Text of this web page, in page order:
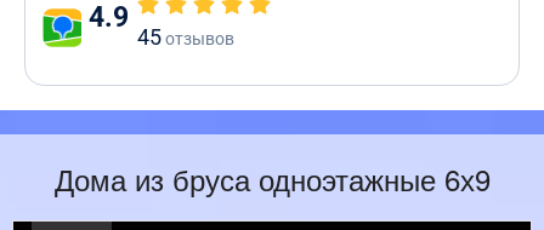
4.9
45отзывов
Дома из бруса одноэтажные 6х9